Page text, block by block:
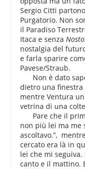
Sergio Citti
Purgatorio. Non
il Paradiso
Itaca e senza
nostalgia del
e farla sparire
Pavese/Straub.
Non è dato
dietro una
mentre Ventura
vetrina di una
Pare che il
non più lei ma me
ascoltavo.”,
cercato era là in
lei che mi
canto e il mattino.